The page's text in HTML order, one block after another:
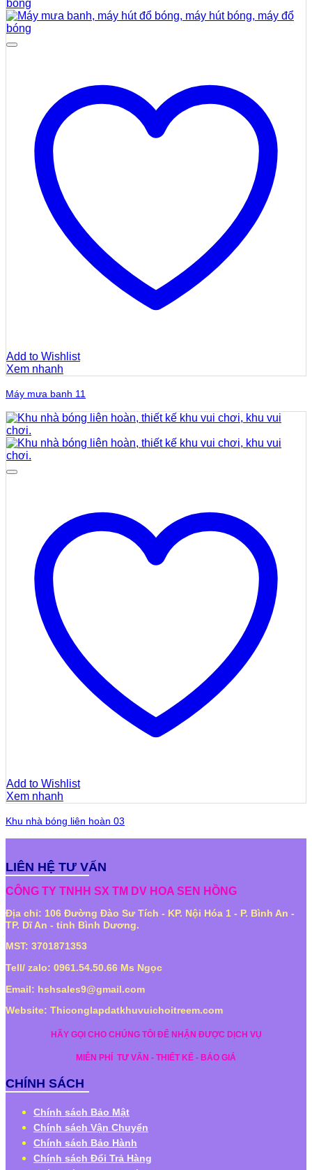
Add to Wishlist
Xem nhanh
Máy mưa banh 11
Add to Wishlist
Xem nhanh
Khu nhà bóng liên hoàn 03
LIÊN HỆ TƯ VẤN
CÔNG TY TNHH SX TM DV HOA SEN HỒNG
Địa chỉ: 106 Đường Đào Sư Tích - KP. Nội Hóa 1 - P. Bình An -
TP. Dĩ An - tỉnh Bình Dương.
MST: 3701871353
Tell/ zalo: 0961.54.50.66 Ms Ngọc
Email: hshsales9@gmail.com
Website: Thiconglapdatkhuvuichoitreem.com
HÃY GỌI CHO CHÚNG TÔI ĐỂ NHẬN ĐƯỢC DỊCH VỤ
MIỄN PHÍ TƯ VẤN - THIẾT KẾ - BÁO GIÁ
CHÍNH SÁCH
Chính sách Bảo Mật
Chính sách Vận Chuyển
Chính sách Bảo Hành
Chính sách Đổi Trả Hàng